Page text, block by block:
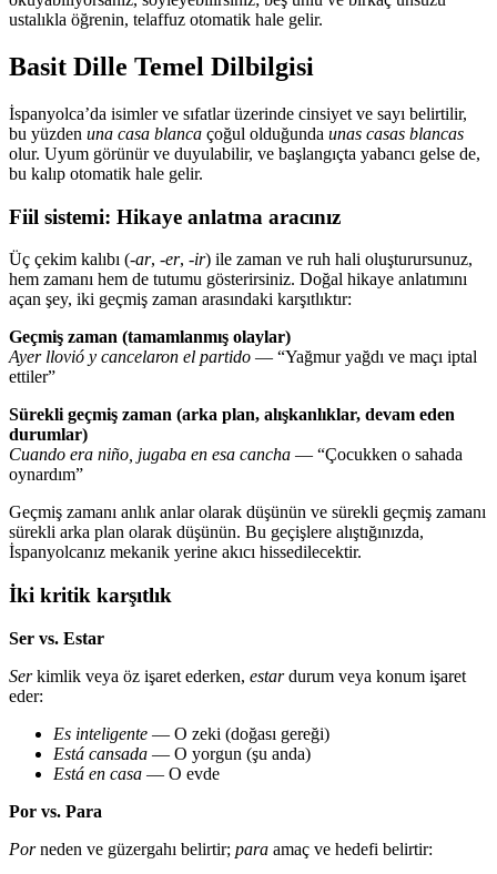
ustalıkla öğrenin, telaffuz otomatik hale gelir.
Basit Dille Temel Dilbilgisi
İspanyolca’da isimler ve sıfatlar üzerinde cinsiyet ve sayı belirtilir,
bu yüzden una casa blanca çoğul olduğunda unas casas blancas
olur. Uyum görünür ve duyulabilir, ve başlangıçta yabancı gelse de,
bu kalıp otomatik hale gelir.
Fiil sistemi: Hikaye anlatma aracınız
Üç çekim kalıbı (-ar, -er, -ir) ile zaman ve ruh hali oluşturursunuz,
hem zamanı hem de tutumu gösterirsiniz. Doğal hikaye anlatımını
açan şey, iki geçmiş zaman arasındaki karşıtlıktır:
Geçmiş zaman (tamamlanmış olaylar)
Ayer llovió y cancelaron el partido — “Yağmur yağdı ve maçı iptal
ettiler”
Sürekli geçmiş zaman (arka plan, alışkanlıklar, devam eden
durumlar)
Cuando era niño, jugaba en esa cancha — “Çocukken o sahada
oynardım”
Geçmiş zamanı anlık anlar olarak düşünün ve sürekli geçmiş zamanı
sürekli arka plan olarak düşünün. Bu geçişlere alıştığınızda,
İspanyolcanız mekanik yerine akıcı hissedilecektir.
İki kritik karşıtlık
Ser vs. Estar
Serkimlik veya öz işaret ederken, estardurum veya konum işaret
eder:
Es inteligente — O zeki (doğası gereği)
Está cansada — O yorgun (şu anda)
Está en casa — O evde
Por vs. Para
Porneden ve güzergahı belirtir; para amaç ve hedefi belirtir: